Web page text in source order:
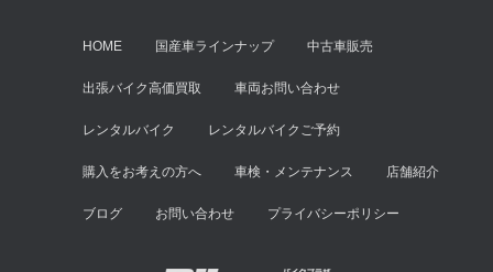
HOME 国産車ラインナップ 中古車販売
出張バイク高価買取 車両お問い合わせ
レンタルバイク レンタルバイクご予約
購入をお考えの方へ 車検・メンテナンス 店舗紹介
ブログ お問い合わせ プライバシーポリシー